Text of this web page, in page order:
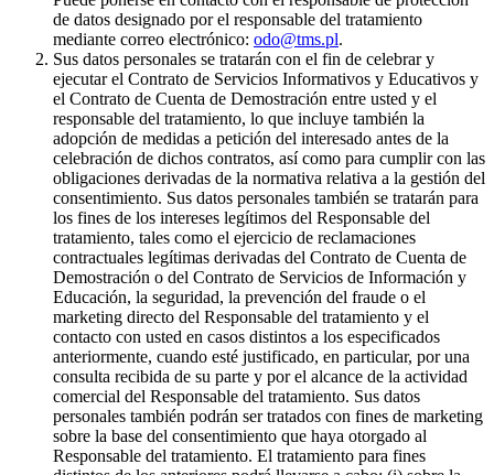
de datos designado por el responsable del tratamiento
mediante correo electrónico: odo@tms.pl.
Sus datos personales se tratarán con el fin de celebrar y
ejecutar el Contrato de Servicios Informativos y Educativos y
el Contrato de Cuenta de Demostración entre usted y el
responsable del tratamiento, lo que incluye también la
adopción de medidas a petición del interesado antes de la
celebración de dichos contratos, así como para cumplir con las
obligaciones derivadas de la normativa relativa a la gestión del
consentimiento. Sus datos personales también se tratarán para
los fines de los intereses legítimos del Responsable del
tratamiento, tales como el ejercicio de reclamaciones
contractuales legítimas derivadas del Contrato de Cuenta de
Demostración o del Contrato de Servicios de Información y
Educación, la seguridad, la prevención del fraude o el
marketing directo del Responsable del tratamiento y el
contacto con usted en casos distintos a los especificados
anteriormente, cuando esté justificado, en particular, por una
consulta recibida de su parte y por el alcance de la actividad
comercial del Responsable del tratamiento. Sus datos
personales también podrán ser tratados con fines de marketing
sobre la base del consentimiento que haya otorgado al
Responsable del tratamiento. El tratamiento para fines